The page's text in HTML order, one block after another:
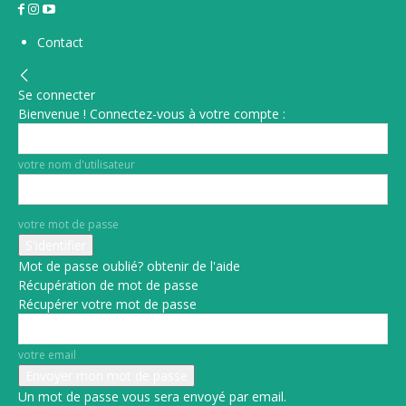
Contact
Se connecter
Bienvenue ! Connectez-vous à votre compte :
votre nom d'utilisateur
votre mot de passe
Mot de passe oublié? obtenir de l'aide
Récupération de mot de passe
Récupérer votre mot de passe
votre email
Un mot de passe vous sera envoyé par email.